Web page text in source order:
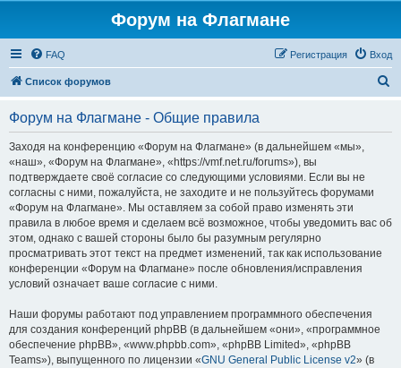
Форум на Флагмане
FAQ Вход
Регистрация
Список форумов
Форум на Флагмане - Общие правила
Заходя на конференцию «Форум на Флагмане» (в дальнейшем «мы»,
«наш», «Форум на Флагмане», «https://vmf.net.ru/forums»), вы
подтверждаете своё согласие со следующими условиями. Если вы не
согласны с ними, пожалуйста, не заходите и не пользуйтесь форумами
«Форум на Флагмане». Мы оставляем за собой право изменять эти
правила в любое время и сделаем всё возможное, чтобы уведомить вас об
этом, однако с вашей стороны было бы разумным регулярно
просматривать этот текст на предмет изменений, так как использование
конференции «Форум на Флагмане» после обновления/исправления
условий означает ваше согласие с ними.
Наши форумы работают под управлением программного обеспечения
для создания конференций phpBB (в дальнейшем «они», «программное
обеспечение phpBB», «www.phpbb.com», «phpBB Limited», «phpBB
Teams»), выпущенного по лицензии «GNU General Public License v2» (в